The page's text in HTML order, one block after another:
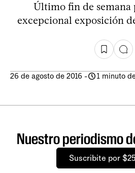
Último fin de semana
excepcional exposición
26 de agosto de 2016 - 1 minuto
Nuestro periodismo
Suscribite por